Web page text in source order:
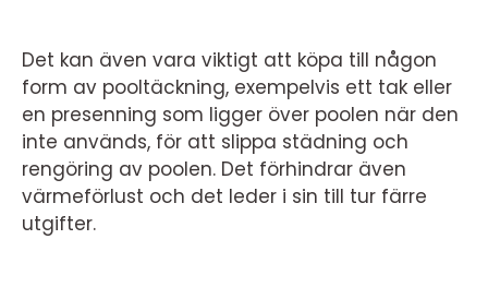
Det kan även vara viktigt att köpa till någon
form av pooltäckning, exempelvis ett tak eller
en presenning som ligger över poolen när den
inte används, för att slippa städning och
rengöring av poolen. Det förhindrar även
värmeförlust och det leder i sin till tur färre
utgifter.